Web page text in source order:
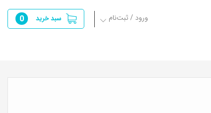
سبد خرید 0 ورود / ثبت‌نام